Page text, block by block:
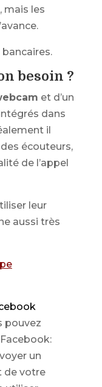
mais les
bancaires.
besoin ?
et d’un
dans
il
écouteurs,
de l’appel
leur
aussi très
pouvez
un
de votre